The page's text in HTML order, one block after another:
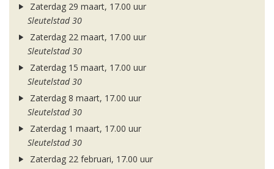
Zaterdag 29 maart, 17.00 uur
Sleutelstad 30
Zaterdag 22 maart, 17.00 uur
Sleutelstad 30
Zaterdag 15 maart, 17.00 uur
Sleutelstad 30
Zaterdag 8 maart, 17.00 uur
Sleutelstad 30
Zaterdag 1 maart, 17.00 uur
Sleutelstad 30
Zaterdag 22 februari, 17.00 uur